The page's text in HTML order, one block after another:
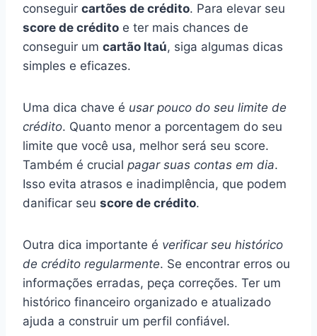
conseguir cartões de crédito. Para elevar seu
score de crédito e ter mais chances de
conseguir um cartão Itaú, siga algumas dicas
simples e eficazes.
Uma dica chave é usar pouco do seu limite de
crédito. Quanto menor a porcentagem do seu
limite que você usa, melhor será seu score.
Também é crucial pagar suas contas em dia.
Isso evita atrasos e inadimplência, que podem
danificar seu score de crédito.
Outra dica importante é verificar seu histórico
de crédito regularmente. Se encontrar erros ou
informações erradas, peça correções. Ter um
histórico financeiro organizado e atualizado
ajuda a construir um perfil confiável.